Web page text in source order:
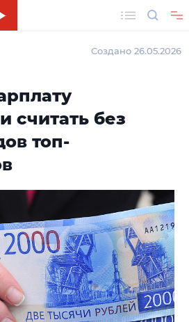
Создано 26.05.2026
считать без
топ-